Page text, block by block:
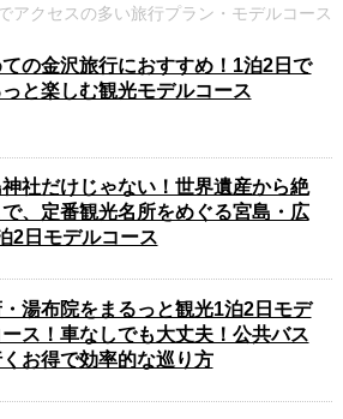
アクセスの多い旅行プラン・モデルコース
の金沢旅行におすすめ！1泊2日で
っと楽しむ観光モデルコース
社だけじゃない！世界遺産から絶
、定番観光名所をめぐる宮島・広
2日モデルコース
・湯布院をまるっと観光1泊2日モデ
ス！車なしでも大丈夫！公共バス
お得で効率的な巡り方